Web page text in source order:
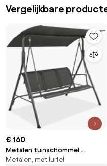
Vergelijkbare
€ 160
Metalen tuinschommel
Florencja Garden Point grijs
Metalen, met luifel